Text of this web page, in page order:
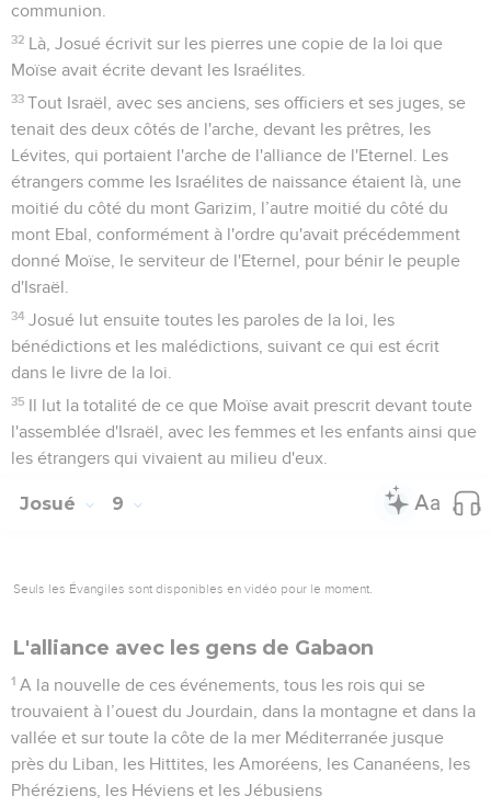
communion.
32 Là, Josué écrivit sur les pierres une copie de la loi que
Moïse avait écrite devant les Israélites.
33 Tout Israël, avec ses anciens, ses officiers et ses juges, se
tenait des deux côtés de l'arche, devant les prêtres, les
Lévites, qui portaient l'arche de l'alliance de l'Eternel. Les
étrangers comme les Israélites de naissance étaient là, une
moitié du côté du mont Garizim, l’autre moitié du côté du
mont Ebal, conformément à l'ordre qu'avait précédemment
donné Moïse, le serviteur de l'Eternel, pour bénir le peuple
d'Israël.
34 Josué lut ensuite toutes les paroles de la loi, les
bénédictions et les malédictions, suivant ce qui est écrit
dans le livre de la loi.
35 Il lut la totalité de ce que Moïse avait prescrit devant toute
l'assemblée d'Israël, avec les femmes et les enfants ainsi que
les étrangers qui vivaient au milieu d'eux.
Josué 9
Seuls les Évangiles sont disponibles en vidéo pour le moment.
L'alliance avec les gens de Gabaon
1 A la nouvelle de ces événements, tous les rois qui se
trouvaient à l’ouest du Jourdain, dans la montagne et dans la
vallée et sur toute la côte de la mer Méditerranée jusque
près du Liban, les Hittites, les Amoréens, les Cananéens, les
Phéréziens, les Héviens et les Jébusiens